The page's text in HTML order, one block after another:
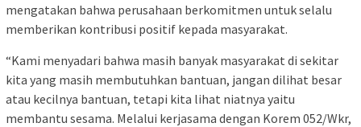
mengatakan bahwa perusahaan berkomitmen untuk selalu
memberikan kontribusi positif kepada masyarakat.
“Kami menyadari bahwa masih banyak masyarakat di sekitar
kita yang masih membutuhkan bantuan, jangan dilihat besar
atau kecilnya bantuan, tetapi kita lihat niatnya yaitu
membantu sesama. Melalui kerjasama dengan Korem 052/Wkr,